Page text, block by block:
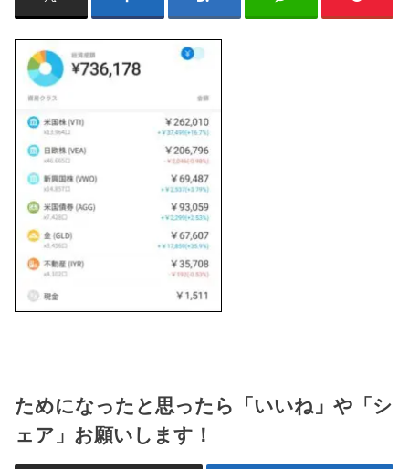
ためになったと思ったら「いいね」や「シ
ェア」お願いします！